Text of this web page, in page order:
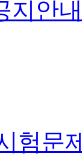
지안내
험문